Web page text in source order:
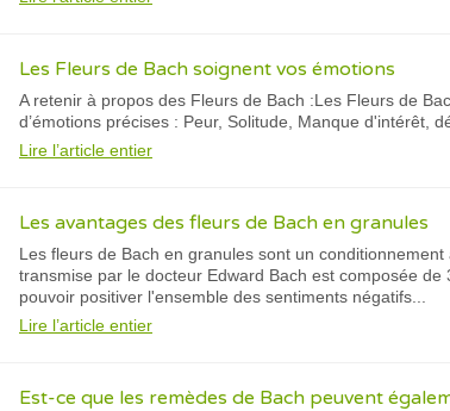
Les Fleurs de Bach soignent vos émotions
A retenir à propos des Fleurs de Bach :Les Fleurs de
d’émotions précises : Peur, Solitude, Manque d'intérêt,
Lire l’article entier
Les avantages des fleurs de Bach en granules
Les fleurs de Bach en granules sont un
transmise par le docteur Edward Bach est composée
pouvoir positiver l'ensemble des sentiments négatifs...
Lire l’article entier
Est-ce que les remèdes de Bach peuvent